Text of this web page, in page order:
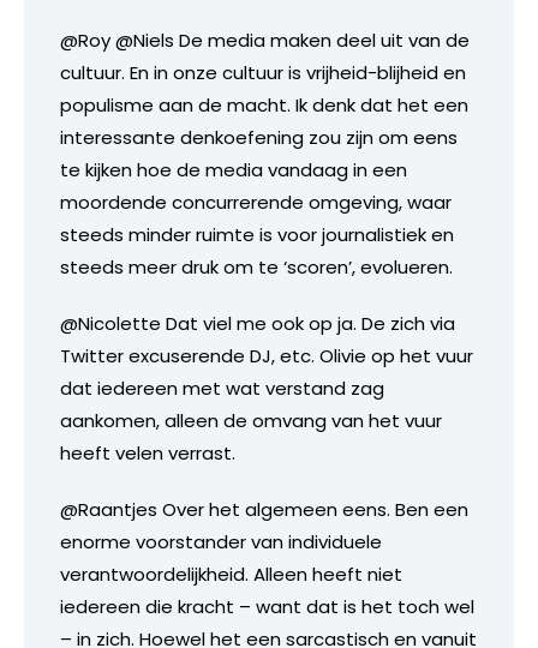
@Roy @Niels De media maken deel uit van de
cultuur. En in onze cultuur is vrijheid-blijheid en
populisme aan de macht. Ik denk dat het een
interessante denkoefening zou zijn om eens
te kijken hoe de media vandaag in een
moordende concurrerende omgeving, waar
steeds minder ruimte is voor journalistiek en
steeds meer druk om te ‘scoren’, evolueren.
@Nicolette Dat viel me ook op ja. De zich via
Twitter excuserende DJ, etc. Olivie op het vuur
dat iedereen met wat verstand zag
aankomen, alleen de omvang van het vuur
heeft velen verrast.
@Raantjes Over het algemeen eens. Ben een
enorme voorstander van individuele
verantwoordelijkheid. Alleen heeft niet
iedereen die kracht – want dat is het toch wel
– in zich. Hoewel het een sarcastisch en vanuit